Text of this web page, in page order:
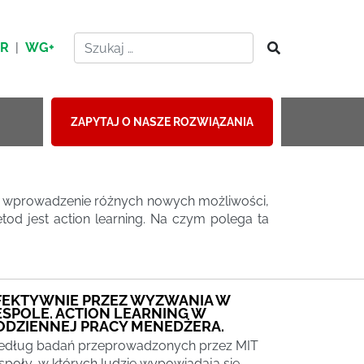
| WG+
ZAPYTAJ O NASZE ROZWIĄZANIA
różnych nowych możliwości,
jest action learning. Na czym polega ta
PRZEZ WYZWANIA W
ACTION LEARNING W
PRACY MENEDŻERA.
badań przeprowadzonych przez MIT